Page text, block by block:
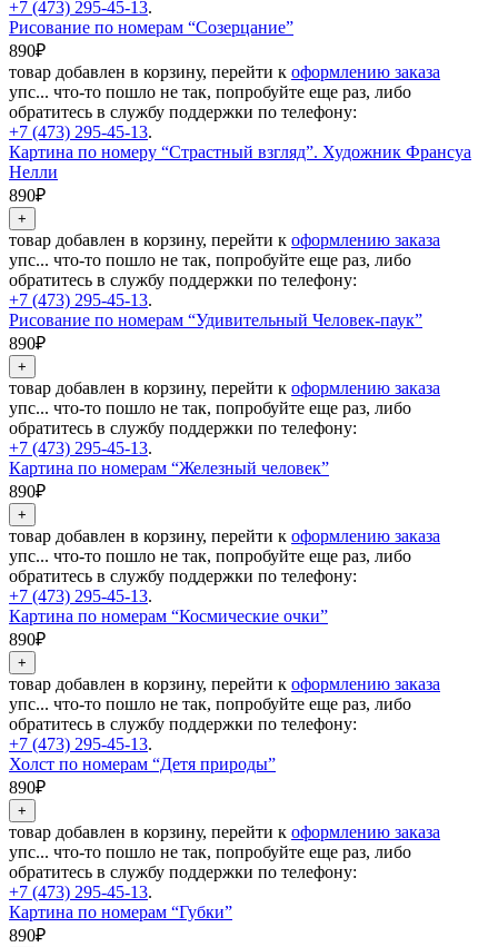
+7 (473) 295-45-13.
Рисование по номерам “Созерцание”
890₽
товар добавлен в корзину, перейти к оформлению заказа
упс... что-то пошло не так, попробуйте еще раз, либо
обратитесь в службу поддержки по телефону:
+7 (473) 295-45-13.
Картина по номеру “Страстный взгляд”. Художник Франсуа
Нелли
890₽
товар добавлен в корзину, перейти к оформлению заказа
упс... что-то пошло не так, попробуйте еще раз, либо
обратитесь в службу поддержки по телефону:
+7 (473) 295-45-13.
Рисование по номерам “Удивительный Человек-паук”
890₽
товар добавлен в корзину, перейти к оформлению заказа
упс... что-то пошло не так, попробуйте еще раз, либо
обратитесь в службу поддержки по телефону:
+7 (473) 295-45-13.
Картина по номерам “Железный человек”
890₽
товар добавлен в корзину, перейти к оформлению заказа
упс... что-то пошло не так, попробуйте еще раз, либо
обратитесь в службу поддержки по телефону:
+7 (473) 295-45-13.
Картина по номерам “Космические очки”
890₽
товар добавлен в корзину, перейти к оформлению заказа
упс... что-то пошло не так, попробуйте еще раз, либо
обратитесь в службу поддержки по телефону:
+7 (473) 295-45-13.
Холст по номерам “Детя природы”
890₽
товар добавлен в корзину, перейти к оформлению заказа
упс... что-то пошло не так, попробуйте еще раз, либо
обратитесь в службу поддержки по телефону:
+7 (473) 295-45-13.
Картина по номерам “Губки”
890₽